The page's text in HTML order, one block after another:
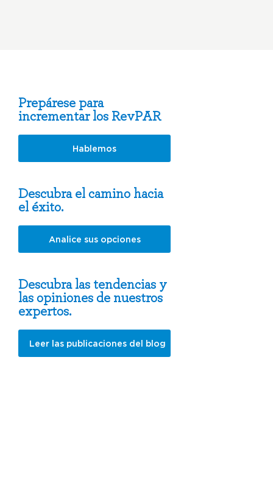
Prepárese para
incrementar los RevPAR
Hablemos
Descubra el camino hacia
el éxito.
Analice sus opciones
Descubra las tendencias y
las opiniones de nuestros
expertos.
Leer las publicaciones del blog